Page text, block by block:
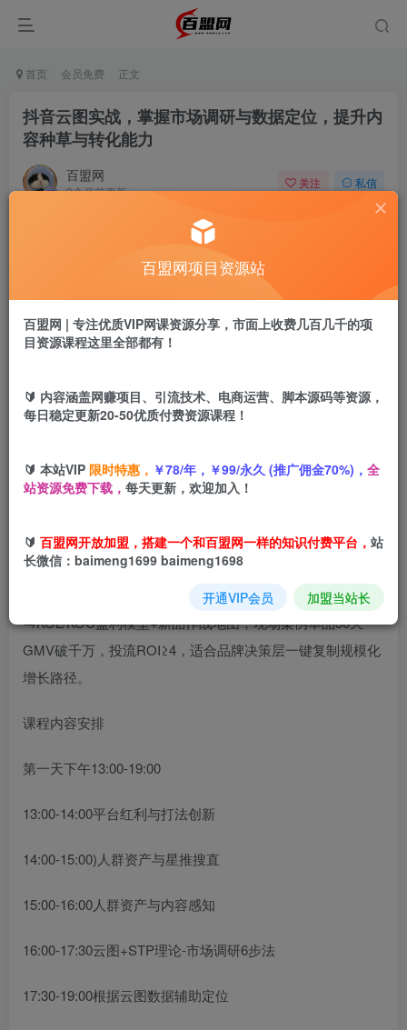
首页 会员免费 正文
抖音云图实战，掌握市场调研与数据定位，提升内
容种草与转化能力
百盟网
9个月前更新
关注 私信
盟币9.9
立即购买
《2025抖音云图实战课》是2025年线下2天密训录音：用“云
图×STP”6步市场调研锁定蓝海人群→星推搜直全域组合投放
→KOL/KOC盈利模型+新品作战地图，现场案例单品30天
GMV破千万，投流ROI≥4，适合品牌决策层一键复制规模化
增长路径。
课程内容安排
第一天下午13:00-19:00
13:00-14:00平台红利与打法创新
14:00-15:00)人群资产与星推搜直
15:00-16:00人群资产与内容感知
16:00-17:30云图+STP理论-市场调研6步法
17:30-19:00根据云图数据辅助定位
百盟网项目资源站
百盟网 | 专注优质VIP网课资源分享，市面上收费几百几千的项
目资源课程这里全部都有！
🔰 内容涵盖网赚项目、引流技术、电商运营、脚本源码等资源，
每日稳定更新20-50优质付费资源课程！
🔰 本站VIP 限时特惠， ￥78/年，￥99/永久 (推广佣金70%)， 全
站资源免费下载， 每天更新，欢迎加入！
🔰 百盟网开放加盟，搭建一个和百盟网一样的知识付费平台， 站
长微信：baimeng1699 baimeng1698
开通VIP会员 加盟当站长